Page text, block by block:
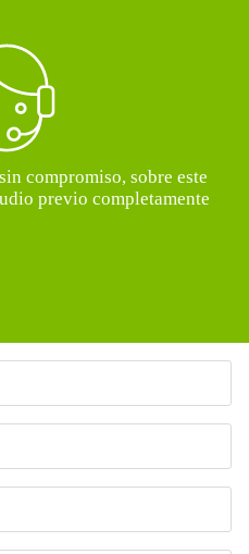
compromiso, sobre este
previo completamente